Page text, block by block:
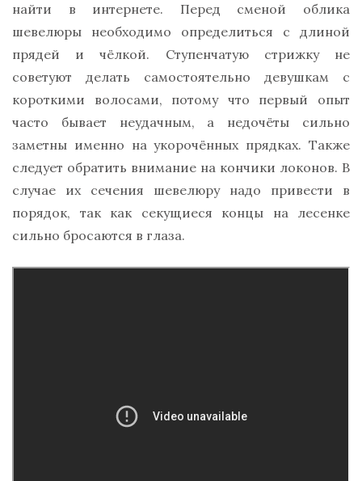
найти в интернете. Перед сменой облика
шевелюры необходимо определиться с длиной
прядей и чёлкой. Ступенчатую стрижку не
советуют делать самостоятельно девушкам с
короткими волосами, потому что первый опыт
часто бывает неудачным, а недочёты сильно
заметны именно на укорочённых прядках. Также
следует обратить внимание на кончики локонов. В
случае их сечения шевелюру надо привести в
порядок, так как секущиеся концы на лесенке
сильно бросаются в глаза.